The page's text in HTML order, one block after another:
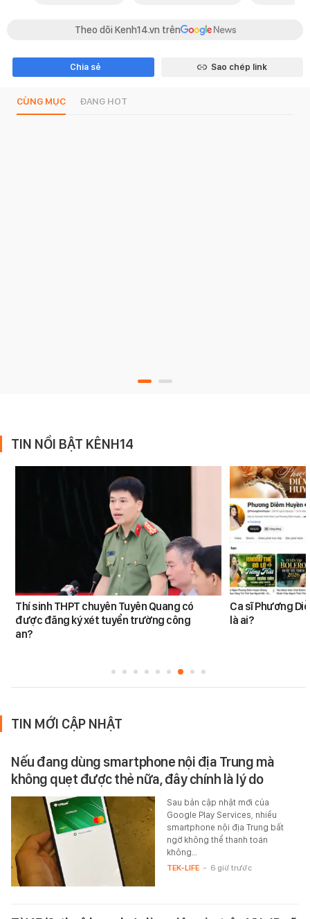
Theo dõi Kenh14.vn trên
Chia sẻ Sao chép link
CÙNG MỤC ĐANG HOT
TIN NỔI BẬT KÊNH14
Thí sinh THPT chuyên Tuyên Quang có
được đăng ký xét tuyển trường công
an?
Ca sĩ Phương
là ai?
TIN MỚI CẬP NHẬT
Nếu đang dùng smartphone nội địa Trung mà
không quẹt được thẻ nữa, đây chính là lý do
Sau bản cập nhật mới của
Google Play Services, nhiều
smartphone nội địa Trung bất
ngờ không thể thanh toán
không…
TEK-LIFE - 6 giờ trước